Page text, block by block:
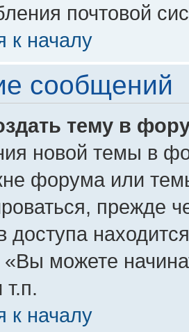
почтовой
к началу
сообщений
тему в
новой темы в
форума или
прежде
доступа
можете
к началу